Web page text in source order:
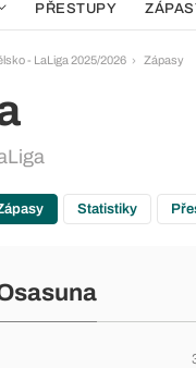
PŘESTUPY
- LaLiga 2025/2026 Zápasy
Statistiky